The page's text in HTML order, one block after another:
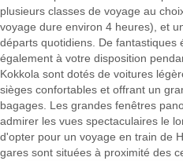
plusieurs classes de voyage au
voyage dure environ 4 heures), et
départs quotidiens. De fantastiques
également à votre disposition
Kokkola sont dotés de voitures
sièges confortables et offrant un
bagages. Les grandes fenêtres
admirer les vues spectaculaires le
d'opter pour un voyage en train de
gares sont situées à proximité des